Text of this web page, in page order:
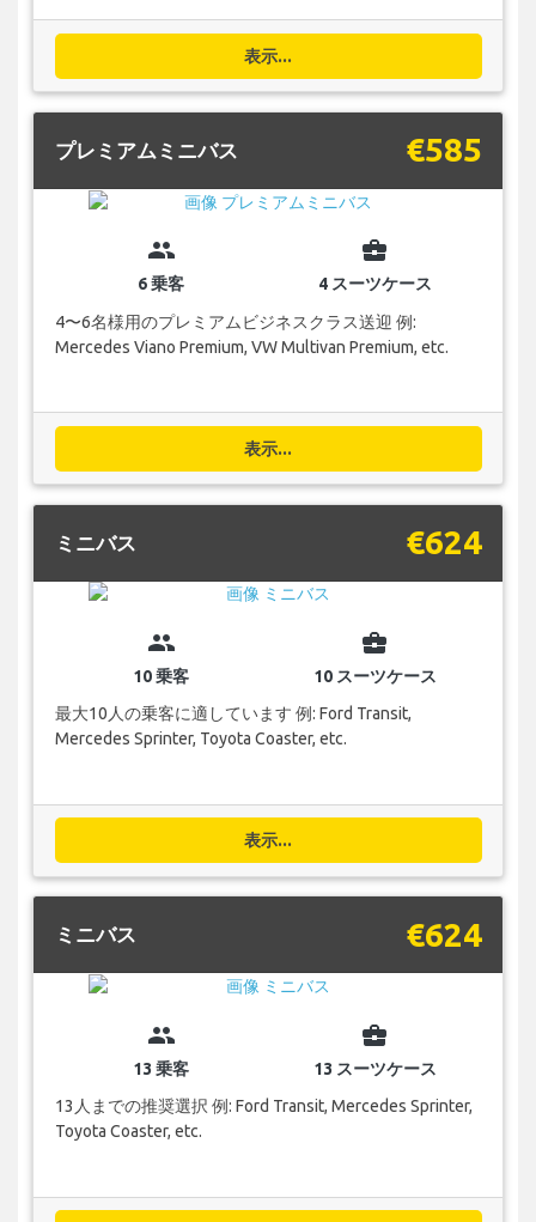
表示...
プレミアムミニバス €585
group
6 乗客
business_center
4 スーツケース
4〜6名様用のプレミアムビジネスクラス送迎 例:
Mercedes Viano Premium, VW Multivan Premium, etc.
表示...
ミニバス €624
group
10 乗客
business_center
10 スーツケース
最大10人の乗客に適しています 例: Ford Transit,
Mercedes Sprinter, Toyota Coaster, etc.
表示...
ミニバス €624
group
13 乗客
business_center
13 スーツケース
13人までの推奨選択 例: Ford Transit, Mercedes Sprinter,
Toyota Coaster, etc.